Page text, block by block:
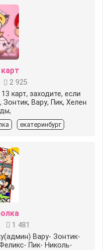
2 925
карт, заходите, если
Вару, Пик, Хелен
екатеринбург
1 481
Вару- Зонтик-
Пик- Николь-